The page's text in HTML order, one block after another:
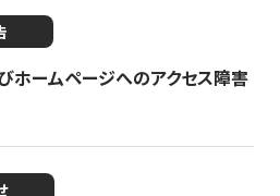
ホームページへのアクセス障害